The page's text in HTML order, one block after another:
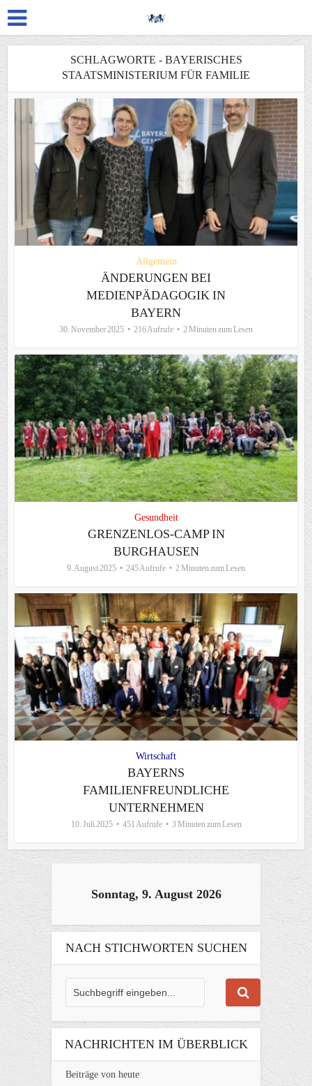
SCHLAGWORTE - BAYERISCHES
STAATSMINISTERIUM FÜR FAMILIE
Allgemein
ÄNDERUNGEN BEI
MEDIENPÄDAGOGIK IN
BAYERN
30. November 2025 216 Aufrufe 2 Minuten zum Lesen
Gesundheit
GRENZENLOS-CAMP IN
BURGHAUSEN
9. August 2025 245 Aufrufe 2 Minuten zum Lesen
Wirtschaft
BAYERNS
FAMILIENFREUNDLICHE
UNTERNEHMEN
10. Juli 2025 451 Aufrufe 3 Minuten zum Lesen
Sonntag, 9. August 2026
NACH STICHWORTEN SUCHEN
NACHRICHTEN IM ÜBERBLICK
Beiträge von heute